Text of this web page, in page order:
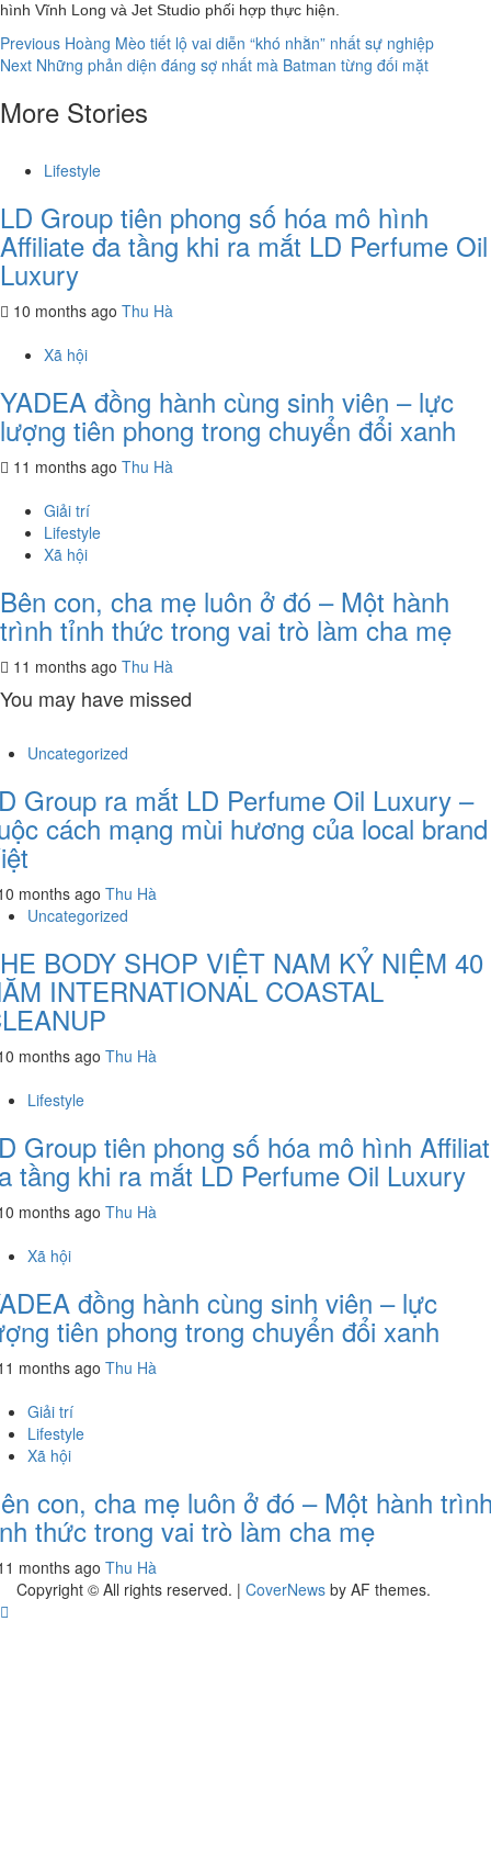
hình Vĩnh Long và Jet Studio phối hợp thực hiện.
Continue
Reading
Previous Hoàng Mèo tiết lộ vai diễn “khó nhằn” nhất sự nghiệp
Next Những phản diện đáng sợ nhất mà Batman từng đối mặt
More Stories
Lifestyle
LD Group tiên phong số hóa mô hình
Affiliate đa tầng khi ra mắt LD Perfume Oil
Luxury
10 months ago Thu Hà
Xã hội
YADEA đồng hành cùng sinh viên – lực
lượng tiên phong trong chuyển đổi xanh
11 months ago Thu Hà
Giải trí
Lifestyle
Xã hội
Bên con, cha mẹ luôn ở đó – Một hành
trình tỉnh thức trong vai trò làm cha mẹ
11 months ago Thu Hà
You may have missed
Uncategorized
Group ra mắt LD Perfume Oil Luxury –
cách mạng mùi hương của local brand
months ago Thu Hà
Uncategorized
BODY SHOP VIỆT NAM KỶ NIỆM 40
INTERNATIONAL COASTAL
months ago Thu Hà
Lifestyle
Group tiên phong số hóa mô hình
tầng khi ra mắt LD Perfume Oil Luxury
months ago Thu Hà
Xã hội
đồng hành cùng sinh viên – lực
tiên phong trong chuyển đổi xanh
months ago Thu Hà
Giải trí
Lifestyle
Xã hội
con, cha mẹ luôn ở đó – Một hành
thức trong vai trò làm cha mẹ
months ago Thu Hà
Copyright © All rights reserved. | CoverNews by AF themes.